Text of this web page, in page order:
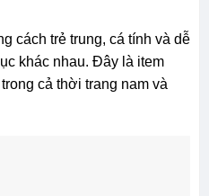
cách trẻ trung, cá tính và dễ
khác nhau. Đây là item
cả thời trang nam và